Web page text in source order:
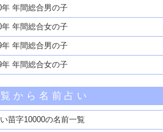
年 年間総合男の子
年 年間総合女の子
年 年間総合男の子
年 年間総合女の子
から名前占い
苗字10000の名前一覧